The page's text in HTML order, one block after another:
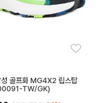
성 골프화 MG4X2 립스탑
TW/GK)